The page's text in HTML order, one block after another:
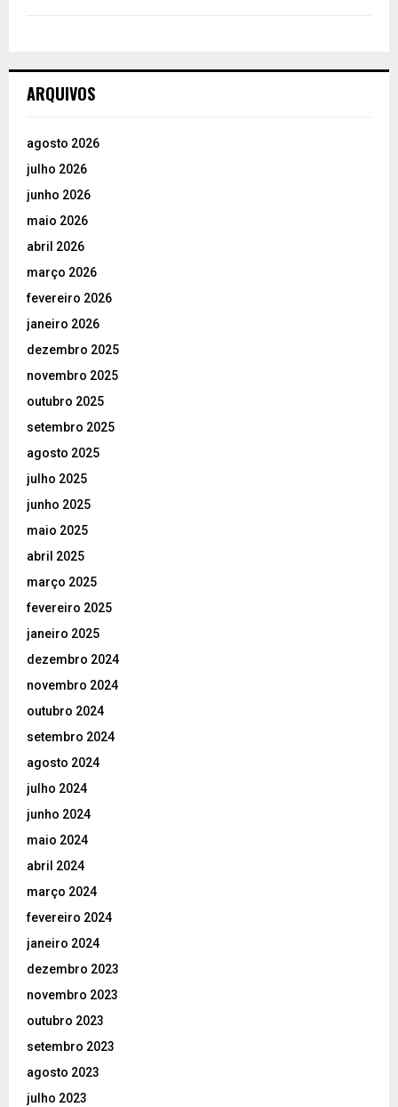
ARQUIVOS
agosto 2026
julho 2026
junho 2026
maio 2026
abril 2026
março 2026
fevereiro 2026
janeiro 2026
dezembro 2025
novembro 2025
outubro 2025
setembro 2025
agosto 2025
julho 2025
junho 2025
maio 2025
abril 2025
março 2025
fevereiro 2025
janeiro 2025
dezembro 2024
novembro 2024
outubro 2024
setembro 2024
agosto 2024
julho 2024
junho 2024
maio 2024
abril 2024
março 2024
fevereiro 2024
janeiro 2024
dezembro 2023
novembro 2023
outubro 2023
setembro 2023
agosto 2023
julho 2023